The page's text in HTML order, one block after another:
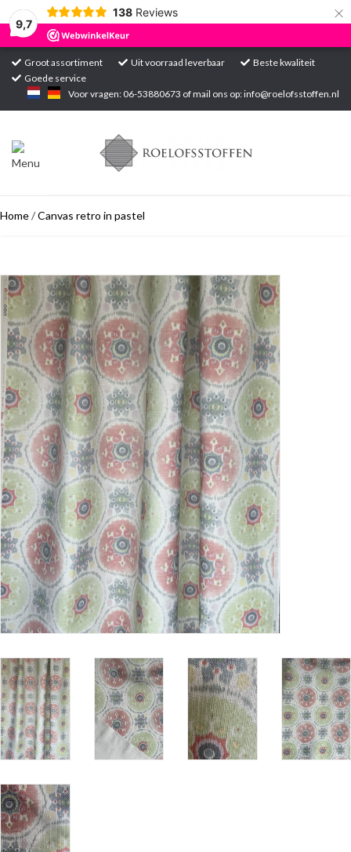
9,7
138 Reviews ×
Groot assortiment Uit voorraad leverbaar
Beste kwaliteit
Goede service
Voor vragen: 06-53880673 of mail ons op:info@roelofsstoffen.nl
Home
Projecten
Markten
Home/Canvas retro in pastel